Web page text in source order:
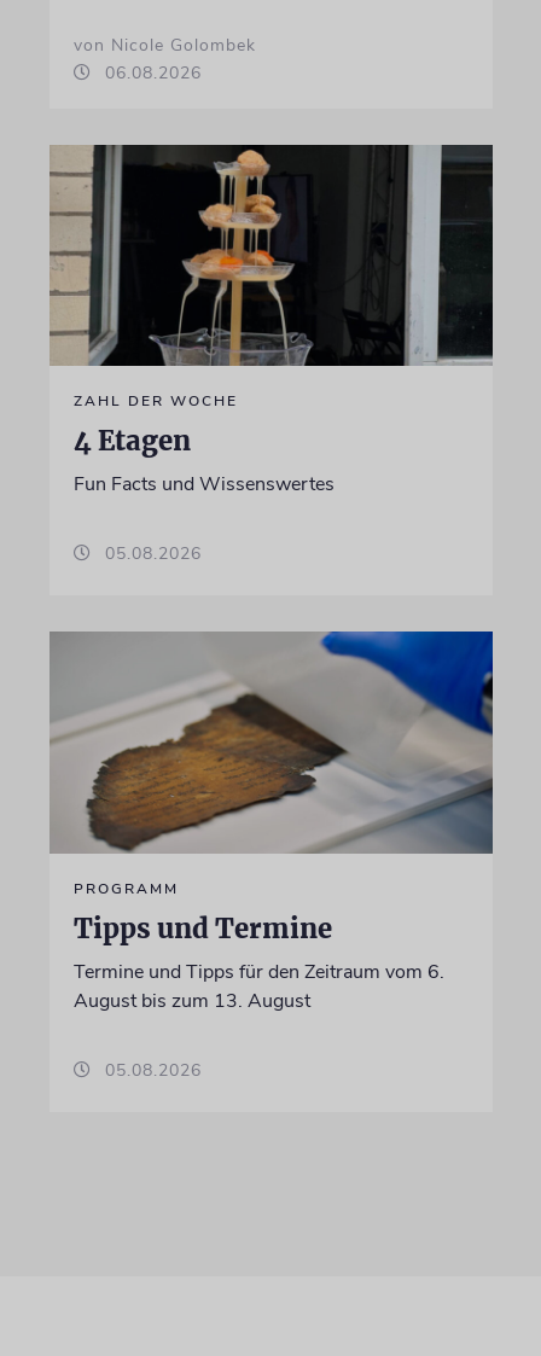
von Nicole Golombek
06.08.2026
ZAHL DER WOCHE
4 Etagen
Fun Facts und Wissenswertes
05.08.2026
PROGRAMM
Tipps und Termine
Termine und Tipps für den Zeitraum vom 6.
August bis zum 13. August
05.08.2026